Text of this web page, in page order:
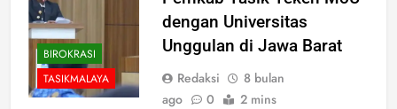
BIROKRASI
TASIKMALAYA
dengan Universitas
Unggulan di Jawa Barat
Redaksi
8 bulan
ago
0 2 mins